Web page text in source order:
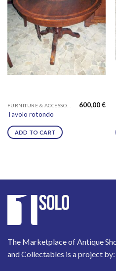
Tavolo rotondo
600,00€
ADD TO CART
The Marketplace of Antique
and Collectables is a project by: